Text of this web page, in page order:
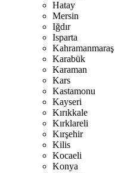
Hatay
Mersin
Iğdır
Isparta
Kahramanmaraş
Karabük
Karaman
Kars
Kastamonu
Kayseri
Kırıkkale
Kırklareli
Kırşehir
Kilis
Kocaeli
Konya